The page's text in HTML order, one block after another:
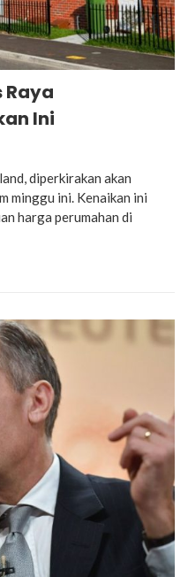
Raya
Ini
diperkirakan akan
minggu ini. Kenaikan ini
harga perumahan di